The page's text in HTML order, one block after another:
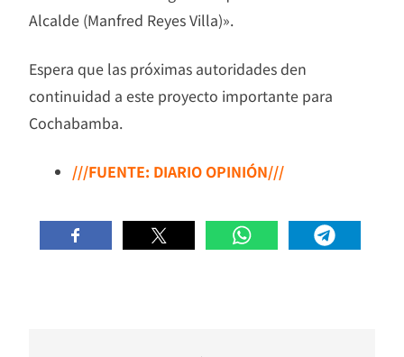
Alcalde (Manfred Reyes Villa)».
Espera que las próximas autoridades den
continuidad a este proyecto importante para
Cochabamba.
///FUENTE: DIARIO OPINIÓN///